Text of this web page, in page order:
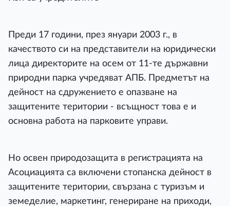
Преди 17 години, през януари 2003 г., в
качеството си на представители на юридически
лица директорите на осем от 11-те държавни
природни парка учредяват АПБ. Предметът на
дейност на сдружението е опазване на
защитените територии - всъщност това е и
основна работа на парковите управи.
Но освен природозащита в регистрацията на
Асоциацията са включени стопанска дейност в
защитените територии, свързана с туризъм и
земеделие, маркетинг, генериране на приходи,